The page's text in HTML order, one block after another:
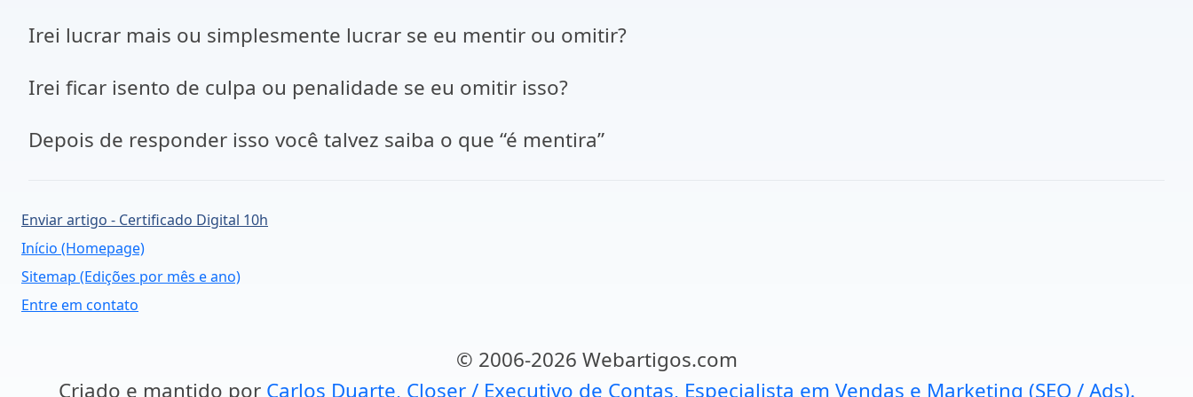
Irei lucrar mais ou simplesmente lucrar se eu mentir ou omitir?
Irei ficar isento de culpa ou penalidade se eu omitir isso?
Depois de responder isso você talvez saiba o que “é mentira”
Enviar artigo - Certificado Digital 10h
Início (Homepage)
Sitemap (Edições por mês e ano)
Entre em contato
© 2006-2026 Webartigos.com
Criado e mantido por Carlos Duarte, Closer / Executivo de Contas, Especialista em Vendas e Marketing (SEO / Ads).